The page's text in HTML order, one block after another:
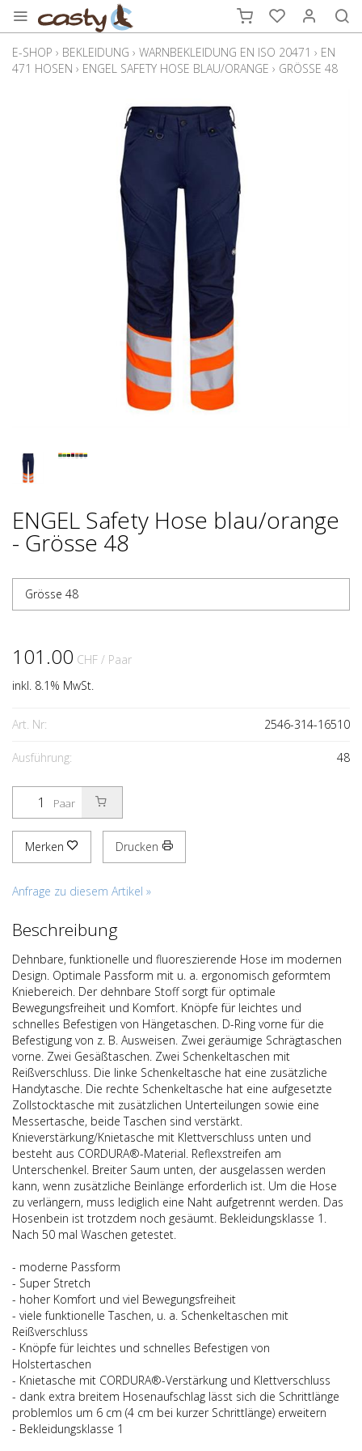
E-SHOP › BEKLEIDUNG › WARNBEKLEIDUNG EN ISO 20471 › EN
471 HOSEN › ENGEL SAFETY HOSE BLAU/ORANGE › GRÖSSE 48
ENGEL Safety Hose blau/orange
- Grösse 48
Grösse 48
101.00 CHF / Paar
inkl. 8.1% MwSt.
Art. Nr: 2546-314-16510
Ausführung: 48
Paar
Merken Drucken
Anfrage zu diesem Artikel »
Beschreibung
Dehnbare, funktionelle und fluoreszierende Hose im modernen
Design. Optimale Passform mit u. a. ergonomisch geformtem
Kniebereich. Der dehnbare Stoff sorgt für optimale
Bewegungsfreiheit und Komfort. Knöpfe für leichtes und
schnelles Befestigen von Hängetaschen. D-Ring vorne für die
Befestigung von z. B. Ausweisen. Zwei geräumige Schrägtaschen
vorne. Zwei Gesäßtaschen. Zwei Schenkeltaschen mit
Reißverschluss. Die linke Schenkeltasche hat eine zusätzliche
Handytasche. Die rechte Schenkeltasche hat eine aufgesetzte
Zollstocktasche mit zusätzlichen Unterteilungen sowie eine
Messertasche, beide Taschen sind verstärkt.
Knieverstärkung/Knietasche mit Klettverschluss unten und
besteht aus CORDURA®-Material. Reflexstreifen am
Unterschenkel. Breiter Saum unten, der ausgelassen werden
kann, wenn zusätzliche Beinlänge erforderlich ist. Um die Hose
zu verlängern, muss lediglich eine Naht aufgetrennt werden. Das
Hosenbein ist trotzdem noch gesäumt. Bekleidungsklasse 1.
Nach 50 mal Waschen getestet.
- moderne Passform
- Super Stretch
- hoher Komfort und viel Bewegungsfreiheit
- viele funktionelle Taschen, u. a. Schenkeltaschen mit
Reißverschluss
- Knöpfe für leichtes und schnelles Befestigen von
Holstertaschen
- Knietasche mit CORDURA®-Verstärkung und Klettverschluss
- dank extra breitem Hosenaufschlag lässt sich die Schrittlänge
problemlos um 6 cm (4 cm bei kurzer Schrittlänge) erweitern
- Bekleidungsklasse 1